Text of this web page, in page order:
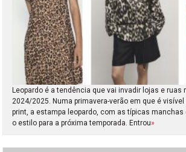
Leopardo é a tendência que vai invadir lojas e
2024/2025. Numa primavera-verão em que é visível
print, a estampa leopardo, com as típicas
o estilo para a próxima temporada. Entrou»